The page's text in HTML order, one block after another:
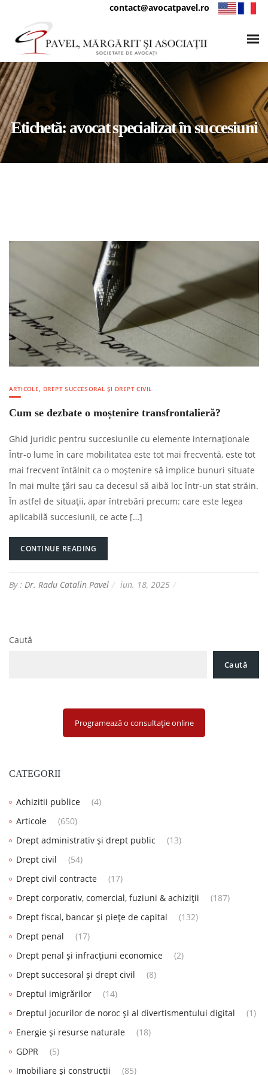
contact@avocatpavel.ro
Etichetă: avocat specializat în succesiuni
ARTICOLE, DREPT SUCCESORAL ȘI DREPT CIVIL
Cum se dezbate o moștenire transfrontalieră?
Ghid juridic pentru succesiunile cu elemente internaționale
Într-o lume în care mobilitatea este tot mai frecventă, este tot
mai frecvent întâlnit ca o moștenire să implice bunuri situate
în mai multe țări sau ca decesul să aibă loc într-un stat străin.
În astfel de situații, apar întrebări precum: care este legea
aplicabilă succesiunii, ce acte […]
CONTINUE READING
By : Dr. Radu Catalin Pavel iun. 18, 2025
Caută
Caută
Programează o consultație online
CATEGORII
Achizitii publice
(4)
Articole
(650)
Drept administrativ și drept public
(13)
Drept civil
(54)
Drept civil contracte
(17)
Drept corporativ, comercial, fuziuni & achiziții
(187)
Drept fiscal, bancar și piețe de capital
(132)
Drept penal
(17)
Drept penal și infracțiuni economice
(2)
Drept succesoral și drept civil
(8)
Dreptul imigrărilor
(14)
Dreptul jocurilor de noroc și al divertismentului digital
(1)
Energie și resurse naturale
(18)
GDPR
(5)
Imobiliare și construcții
(85)